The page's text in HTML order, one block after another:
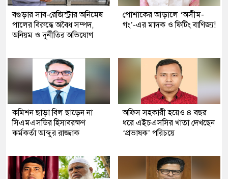
বগুড়ার সাব-রেজিস্ট্রার অনিমেষ
পালের বিরুদ্ধে অবৈধ সম্পদ,
অনিয়ম ও দুর্নীতির অভিযোগ
পোশাকের আড়ালে ‘অসীম-
গং’-এর মাদক ও ফিটিং বাণিজ্য!
কমিশন ছাড়া বিল ছাড়েন না
সিএমএসডির হিসাবরক্ষণ
কর্মকর্তা আব্দুর রাজ্জাক
অফিস সহকারী হয়েও ৪ বছর
ধরে এইচএসসির খাতা দেখছেন
‘প্রভাষক’ পরিচয়ে